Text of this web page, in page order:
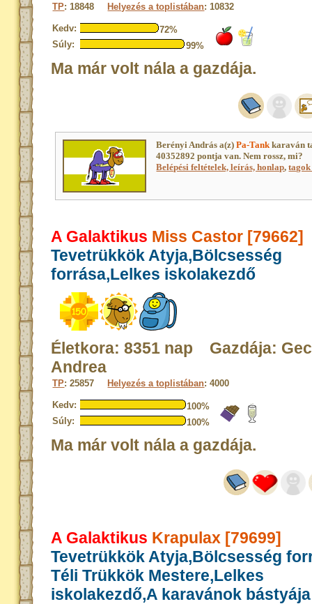
TP: 18848 Helyezés a toplistában: 10832
Kedv:
72%
Súly:
99%
Ma már volt nála a gazdája.
Berényi András a(z)Pa-Tankkaraván
40352892 pontja van. Nem rossz, mi?
Belépési feltételek, leírás, honlap,
A Galaktikus Miss Castor [79662]
Tevetrükkök Atyja,Bölcsesség
forrása,Lelkes iskolakezdő
Életkora: 8351 nap Gazdája:
Andrea
TP: 25857 Helyezés a toplistában: 4000
Kedv:
100%
Súly:
100%
Ma már volt nála a gazdája.
A Galaktikus Krapulax [79699]
Tevetrükkök Atyja,Bölcsesség
Téli Trükkök Mestere,Lelkes
iskolakezdő,A karavánok bástyája